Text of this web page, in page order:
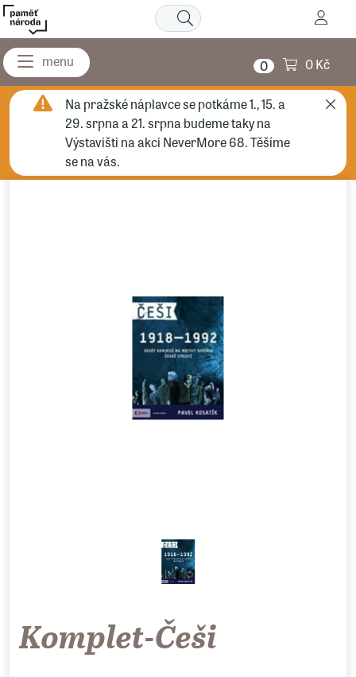
0 0 Kč
Na pražské náplavce se potkáme 1., 15. a
29. srpna a 21. srpna budeme taky na
Výstavišti na akci NeverMore 68. Těšíme
se na vás.
Komplet-Češi